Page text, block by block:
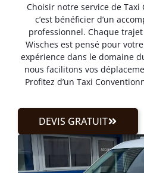
Choisir notre service de Taxi
c’est bénéficier d’un
professionnel. Chaque
Wisches est pensé pour
expérience dans le domaine
nous facilitons vos
Profitez d’un Taxi
DEVIS GRATUIT